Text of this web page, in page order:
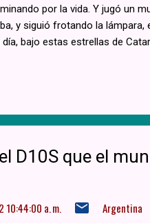
por la vida. Y jugó un
y siguió frotando la
día, bajo estas estrellas de
D10S que el
a. m. Argentina